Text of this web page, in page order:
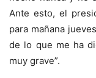
Ante esto, el
para mañana
de lo que me ha
muy grave”.